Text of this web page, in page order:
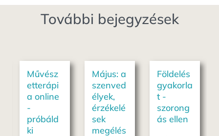
További bejegyzések
Művész
etterápi
a online
-
próbáld
ki
Május: a
szenved
élyek,
érzékelé
sek
megélés
Földelés
gyakorla
t -
szorong
ás ellen